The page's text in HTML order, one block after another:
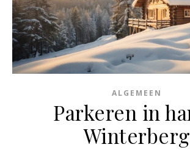
ALGEMEEN
Parkeren in
Winterberg